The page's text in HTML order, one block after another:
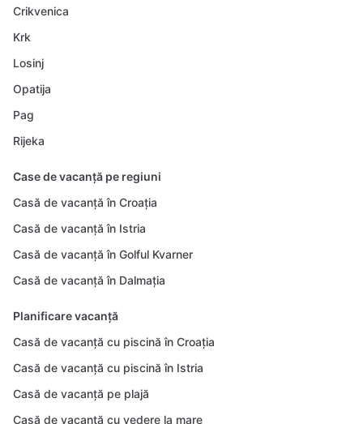
Crikvenica
Krk
Losinj
Opatija
Pag
Rijeka
Case de vacanță pe regiuni
Casă de vacanță în Croația
Casă de vacanță în Istria
Casă de vacanță în Golful Kvarner
Casă de vacanță în Dalmația
Planificare vacanță
Casă de vacanță cu piscină în Croația
Casă de vacanță cu piscină în Istria
Casă de vacanță pe plajă
Casă de vacanță cu vedere la mare